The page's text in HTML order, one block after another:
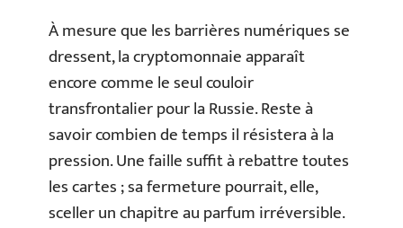
À mesure que les barrières numériques se
dressent, la cryptomonnaie apparaît
encore comme le seul couloir
transfrontalier pour la Russie. Reste à
savoir combien de temps il résistera à la
pression. Une faille suffit à rebattre toutes
les cartes ; sa fermeture pourrait, elle,
sceller un chapitre au parfum irréversible.